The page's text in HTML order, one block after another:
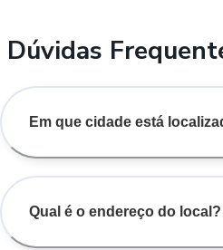
Dúvidas
Em que cidade está
Qual é o endereço do local?